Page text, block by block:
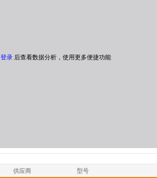
登录 后查看数据分析，使用更多便捷功能
供应商
型号